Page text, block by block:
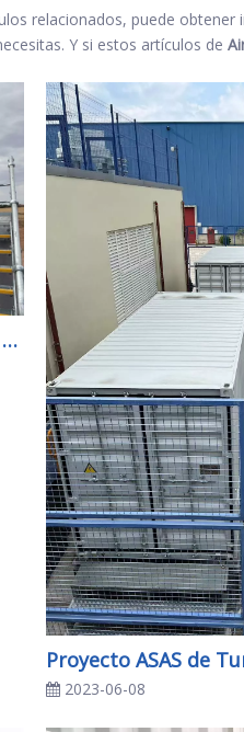
relacionados, puede
Y si estos artículos de
Australia Yadlamalka Energy 11KV 2MVAR SVG
2023-06-08